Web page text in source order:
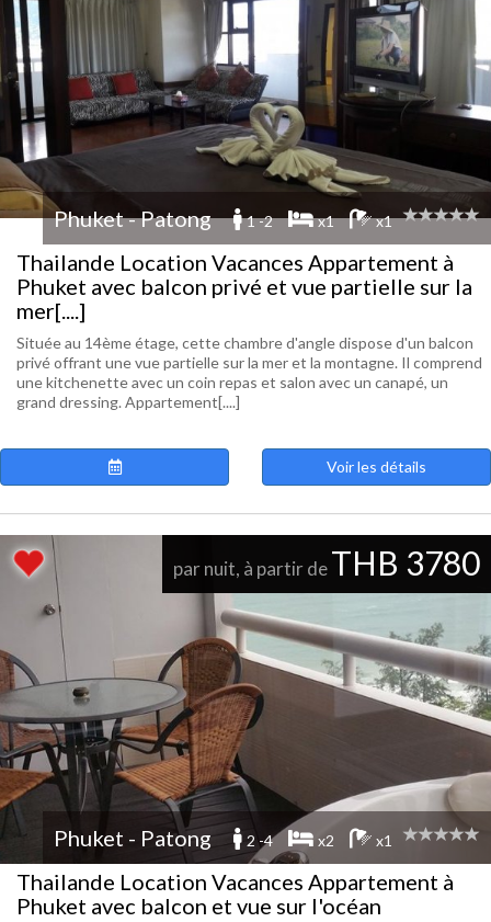
Phuket - Patong 1 -2 x1 x1
Thailande Location Vacances Appartement à
Phuket avec balcon privé et vue partielle sur la
mer[....]
Située au 14ème étage, cette chambre d'angle dispose d'un balcon
privé offrant une vue partielle sur la mer et la montagne. Il comprend
une kitchenette avec un coin repas et salon avec un canapé, un
grand dressing. Appartement[....]
Voir les détails
par nuit, à partir deTHB 3780
Phuket - Patong 2 -4 x2 x1
Thailande Location Vacances Appartement à
Phuket avec balcon et vue sur l'océan